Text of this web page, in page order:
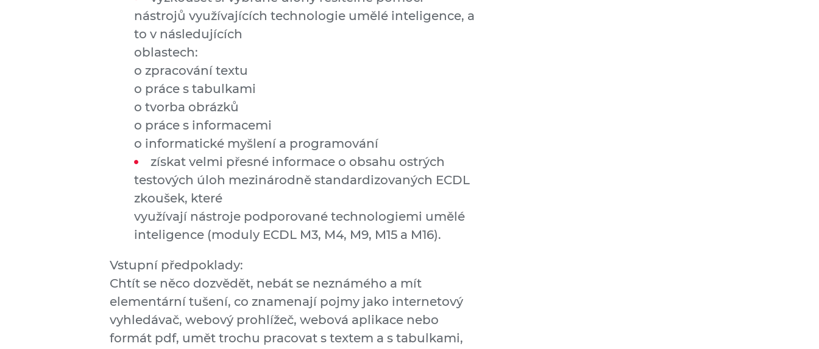
nástrojů využívajících technologie umělé inteligence, a
to v následujících
oblastech:
o zpracování textu
o práce s tabulkami
o tvorba obrázků
o práce s informacemi
o informatické myšlení a programování
získat velmi přesné informace o obsahu ostrých
testových úloh mezinárodně standardizovaných ECDL
zkoušek, které
využívají nástroje podporované technologiemi umělé
inteligence (moduly ECDL M3, M4, M9, M15 a M16).
Vstupní předpoklady:
Chtít se něco dozvědět, nebát se neznámého a mít
elementární tušení, co znamenají pojmy jako internetový
vyhledávač, webový prohlížeč, webová aplikace nebo
formát pdf, umět trochu pracovat s textem a s tabulkami,